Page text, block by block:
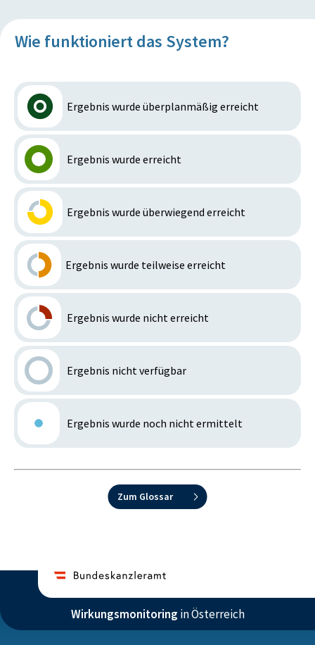
Wie funktioniert das System?
Ergebnis wurde überplanmäßig erreicht
Ergebnis wurde erreicht
Ergebnis wurde überwiegend erreicht
Ergebnis wurde teilweise erreicht
Ergebnis wurde nicht erreicht
Ergebnis nicht verfügbar
Ergebnis wurde noch nicht ermittelt
Zum Glossar
Wirkungsmonitoring in Österreich